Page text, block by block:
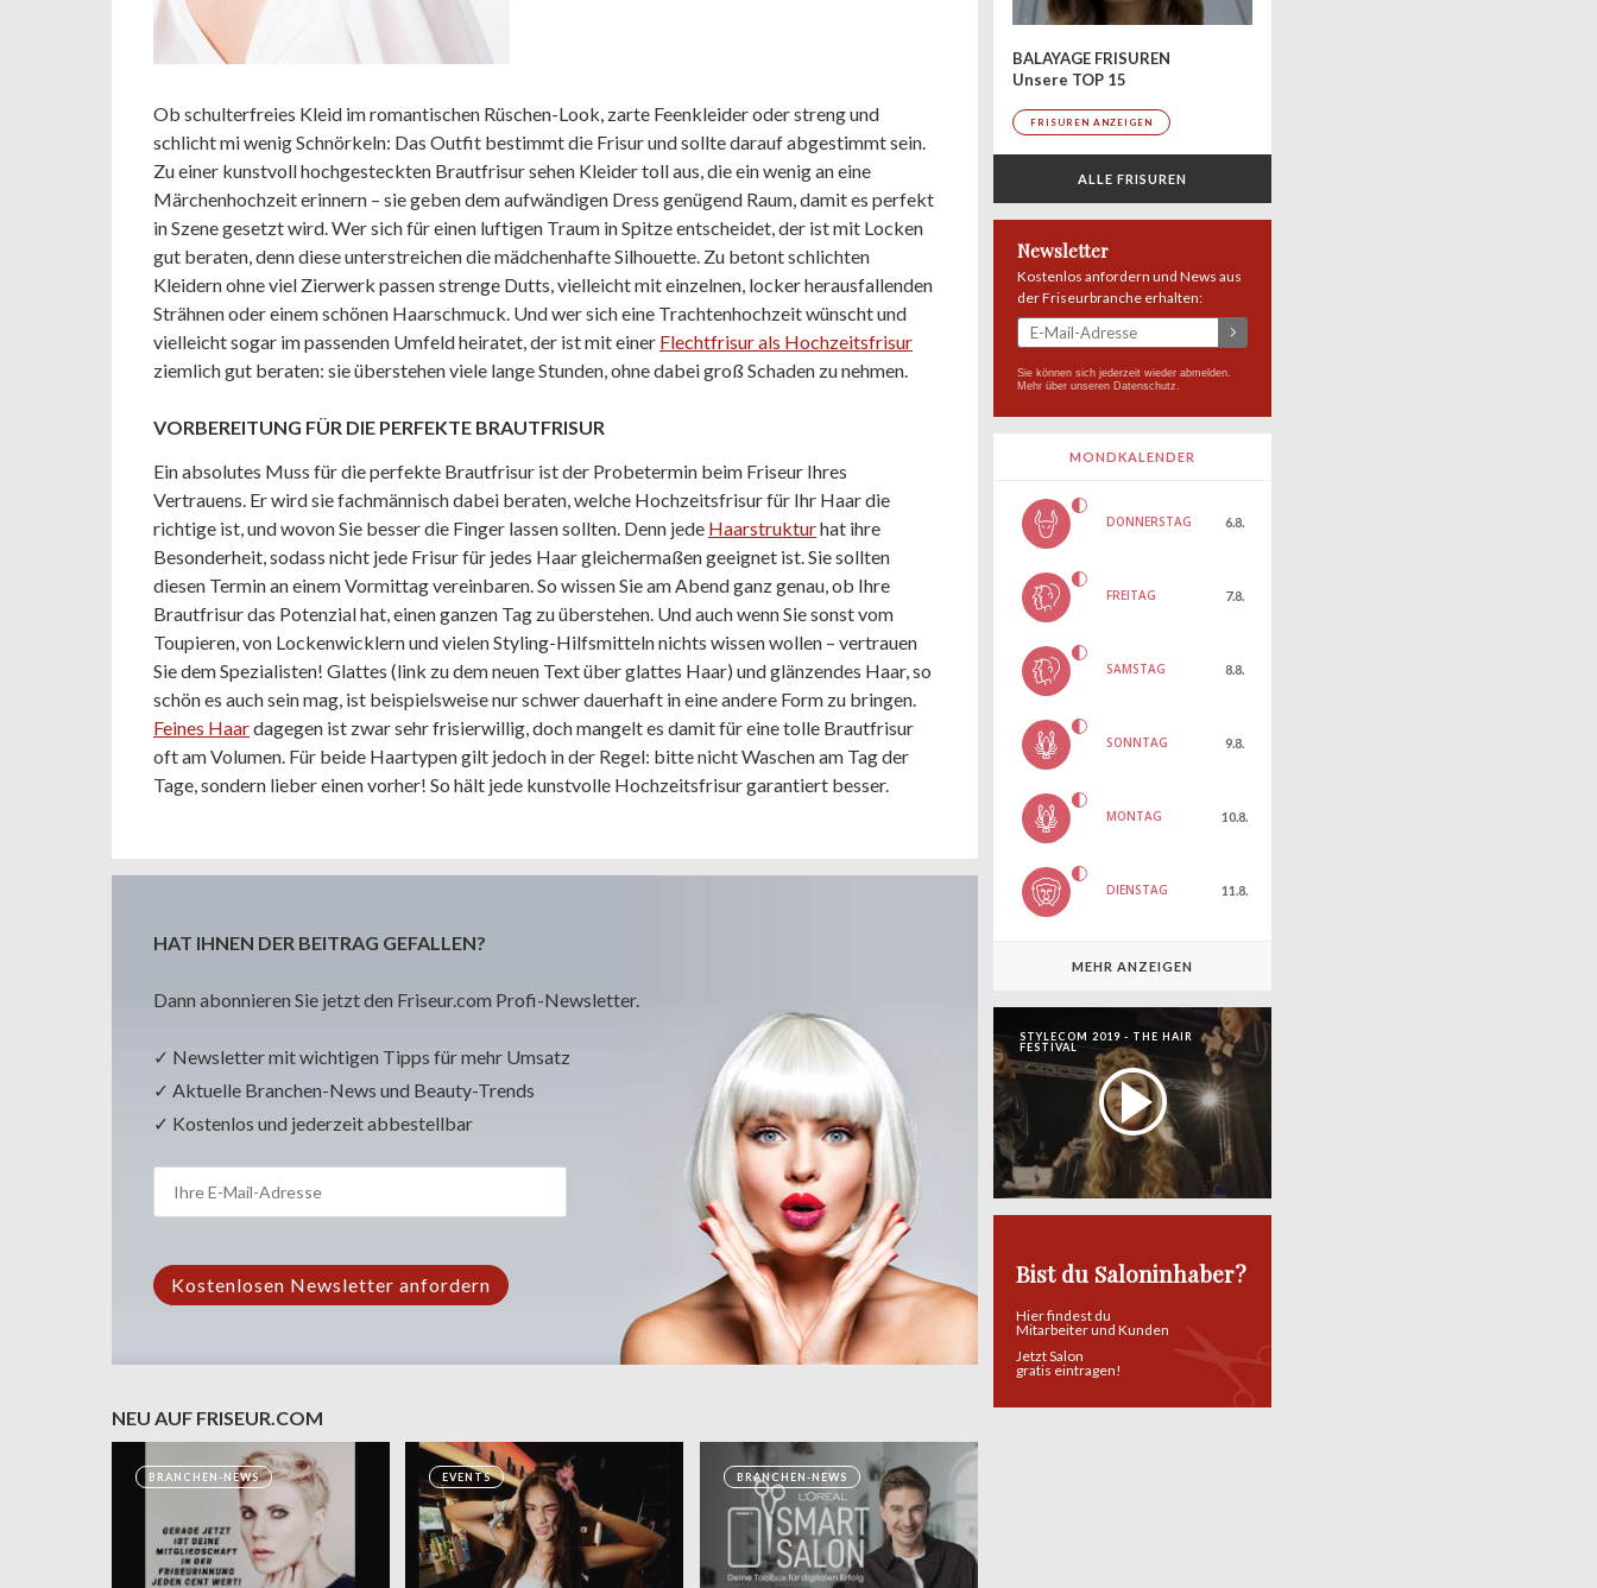
Ob schulterfreies Kleid im romantischen Rüschen-Look, zarte Feenkleider oder streng und
schlicht mi wenig Schnörkeln: Das Outfit bestimmt die Frisur und sollte darauf abgestimmt sein.
Zu einer kunstvoll hochgesteckten Brautfrisur sehen Kleider toll aus, die ein wenig an eine
Märchenhochzeit erinnern – sie geben dem aufwändigen Dress genügend Raum, damit es perfekt
in Szene gesetzt wird. Wer sich für einen luftigen Traum in Spitze entscheidet, der ist mit Locken
gut beraten, denn diese unterstreichen die mädchenhafte Silhouette. Zu betont schlichten
Kleidern ohne viel Zierwerk passen strenge Dutts, vielleicht mit einzelnen, locker herausfallenden
Strähnen oder einem schönen Haarschmuck. Und wer sich eine Trachtenhochzeit wünscht und
vielleicht sogar im passenden Umfeld heiratet, der ist mit einer Flechtfrisur als Hochzeitsfrisur
ziemlich gut beraten: sie überstehen viele lange Stunden, ohne dabei groß Schaden zu nehmen.
VORBEREITUNG FÜR DIE PERFEKTE BRAUTFRISUR
Ein absolutes Muss für die perfekte Brautfrisur ist der Probetermin beim Friseur Ihres
Vertrauens. Er wird sie fachmännisch dabei beraten, welche Hochzeitsfrisur für Ihr Haar die
richtige ist, und wovon Sie besser die Finger lassen sollten. Denn jede Haarstrukturhat ihre
Besonderheit, sodass nicht jede Frisur für jedes Haar gleichermaßen geeignet ist. Sie sollten
diesen Termin an einem Vormittag vereinbaren. So wissen Sie am Abend ganz genau, ob Ihre
Brautfrisur das Potenzial hat, einen ganzen Tag zu überstehen. Und auch wenn Sie sonst vom
Toupieren, von Lockenwicklern und vielen Styling-Hilfsmitteln nichts wissen wollen – vertrauen
Sie dem Spezialisten! Glattes (link zu dem neuen Text über glattes Haar) und glänzendes Haar, so
schön es auch sein mag, ist beispielsweise nur schwer dauerhaft in eine andere Form zu bringen.
Feines Haardagegen ist zwar sehr frisierwillig, doch mangelt es damit für eine tolle Brautfrisur
oft am Volumen. Für beide Haartypen gilt jedoch in der Regel: bitte nicht Waschen am Tag der
Tage, sondern lieber einen vorher! So hält jede kunstvolle Hochzeitsfrisur garantiert besser.
HAT IHNEN DER BEITRAG GEFALLEN?
Dann abonnieren Sie jetzt den Friseur.com Profi-Newsletter.
✓ Newsletter mit wichtigen Tipps für mehr Umsatz
✓ Aktuelle Branchen-News und Beauty-Trends
✓ Kostenlos und jederzeit abbestellbar
NEU AUF FRISEUR.COM
BRANCHEN-NEWS EVENTS BRANCHEN-NEWS
BALAYAGE FRISUREN
Unsere TOP 15
FRISUREN ANZEIGEN
ALLE FRISUREN
Newsletter
Kostenlos anfordern und News aus
der Friseurbranche erhalten:
Sie können sich jederzeit wieder abmelden.
Mehr über unseren Datenschutz.
MONDKALENDER
DONNERSTAG 6.8.
FREITAG 7.8.
SAMSTAG 8.8.
SONNTAG 9.8.
MONTAG 10.8.
DIENSTAG 11.8.
MEHR ANZEIGEN
STYLECOM 2019 - THE HAIR
FESTIVAL
Bist du Saloninhaber?
Hier findest du
Mitarbeiter und Kunden
Jetzt Salon
gratis eintragen!